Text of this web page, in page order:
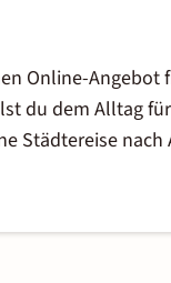
Online-
du dem Alltag
Städtereise